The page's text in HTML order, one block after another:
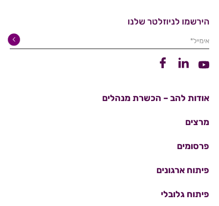
הירשמו לניוזלטר שלנו
אימייל*
קישור ליוטיובקישור ללינקדיןקישור לפייסבוק
אודות להב – הכשרת מנהלים
מרצים
פרסומים
פיתוח ארגונים
פיתוח גלובלי